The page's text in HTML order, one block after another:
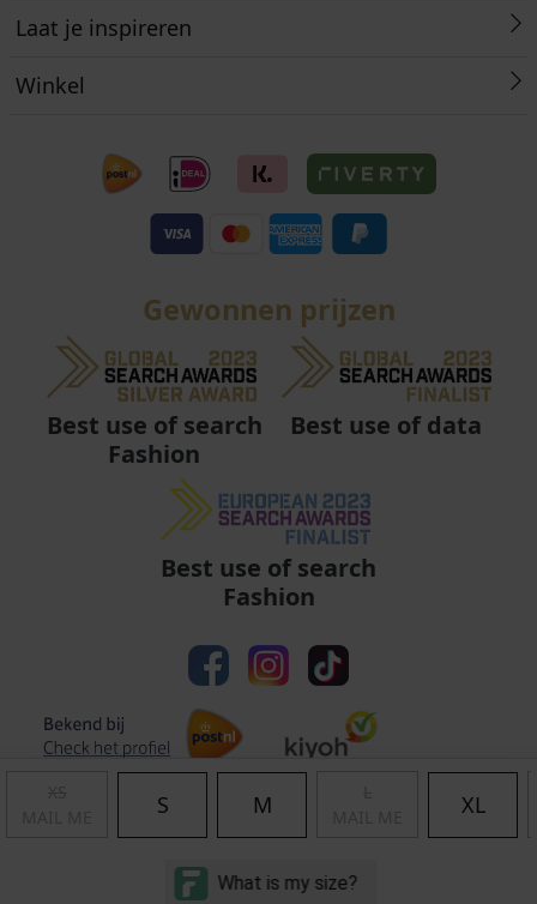
S M XL
Laat je inspireren
Winkel
Gewonnen prijzen
Best use of search
Fashion
Best use of data
Best use of search
Fashion
Algemene voorwaarden | Privacy